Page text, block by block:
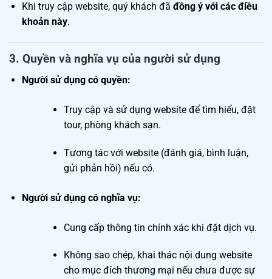
Khi truy cập website, quý khách đã đồng ý với các điều
khoản này.
3. Quyền và nghĩa vụ của người sử dụng
Người sử dụng có quyền:
Truy cập và sử dụng website để tìm hiểu, đặt
tour, phòng khách sạn.
Tương tác với website (đánh giá, bình luận,
gửi phản hồi) nếu có.
Người sử dụng có nghĩa vụ:
Cung cấp thông tin chính xác khi đặt dịch vụ.
Không sao chép, khai thác nội dung website
cho mục đích thương mại nếu chưa được sự